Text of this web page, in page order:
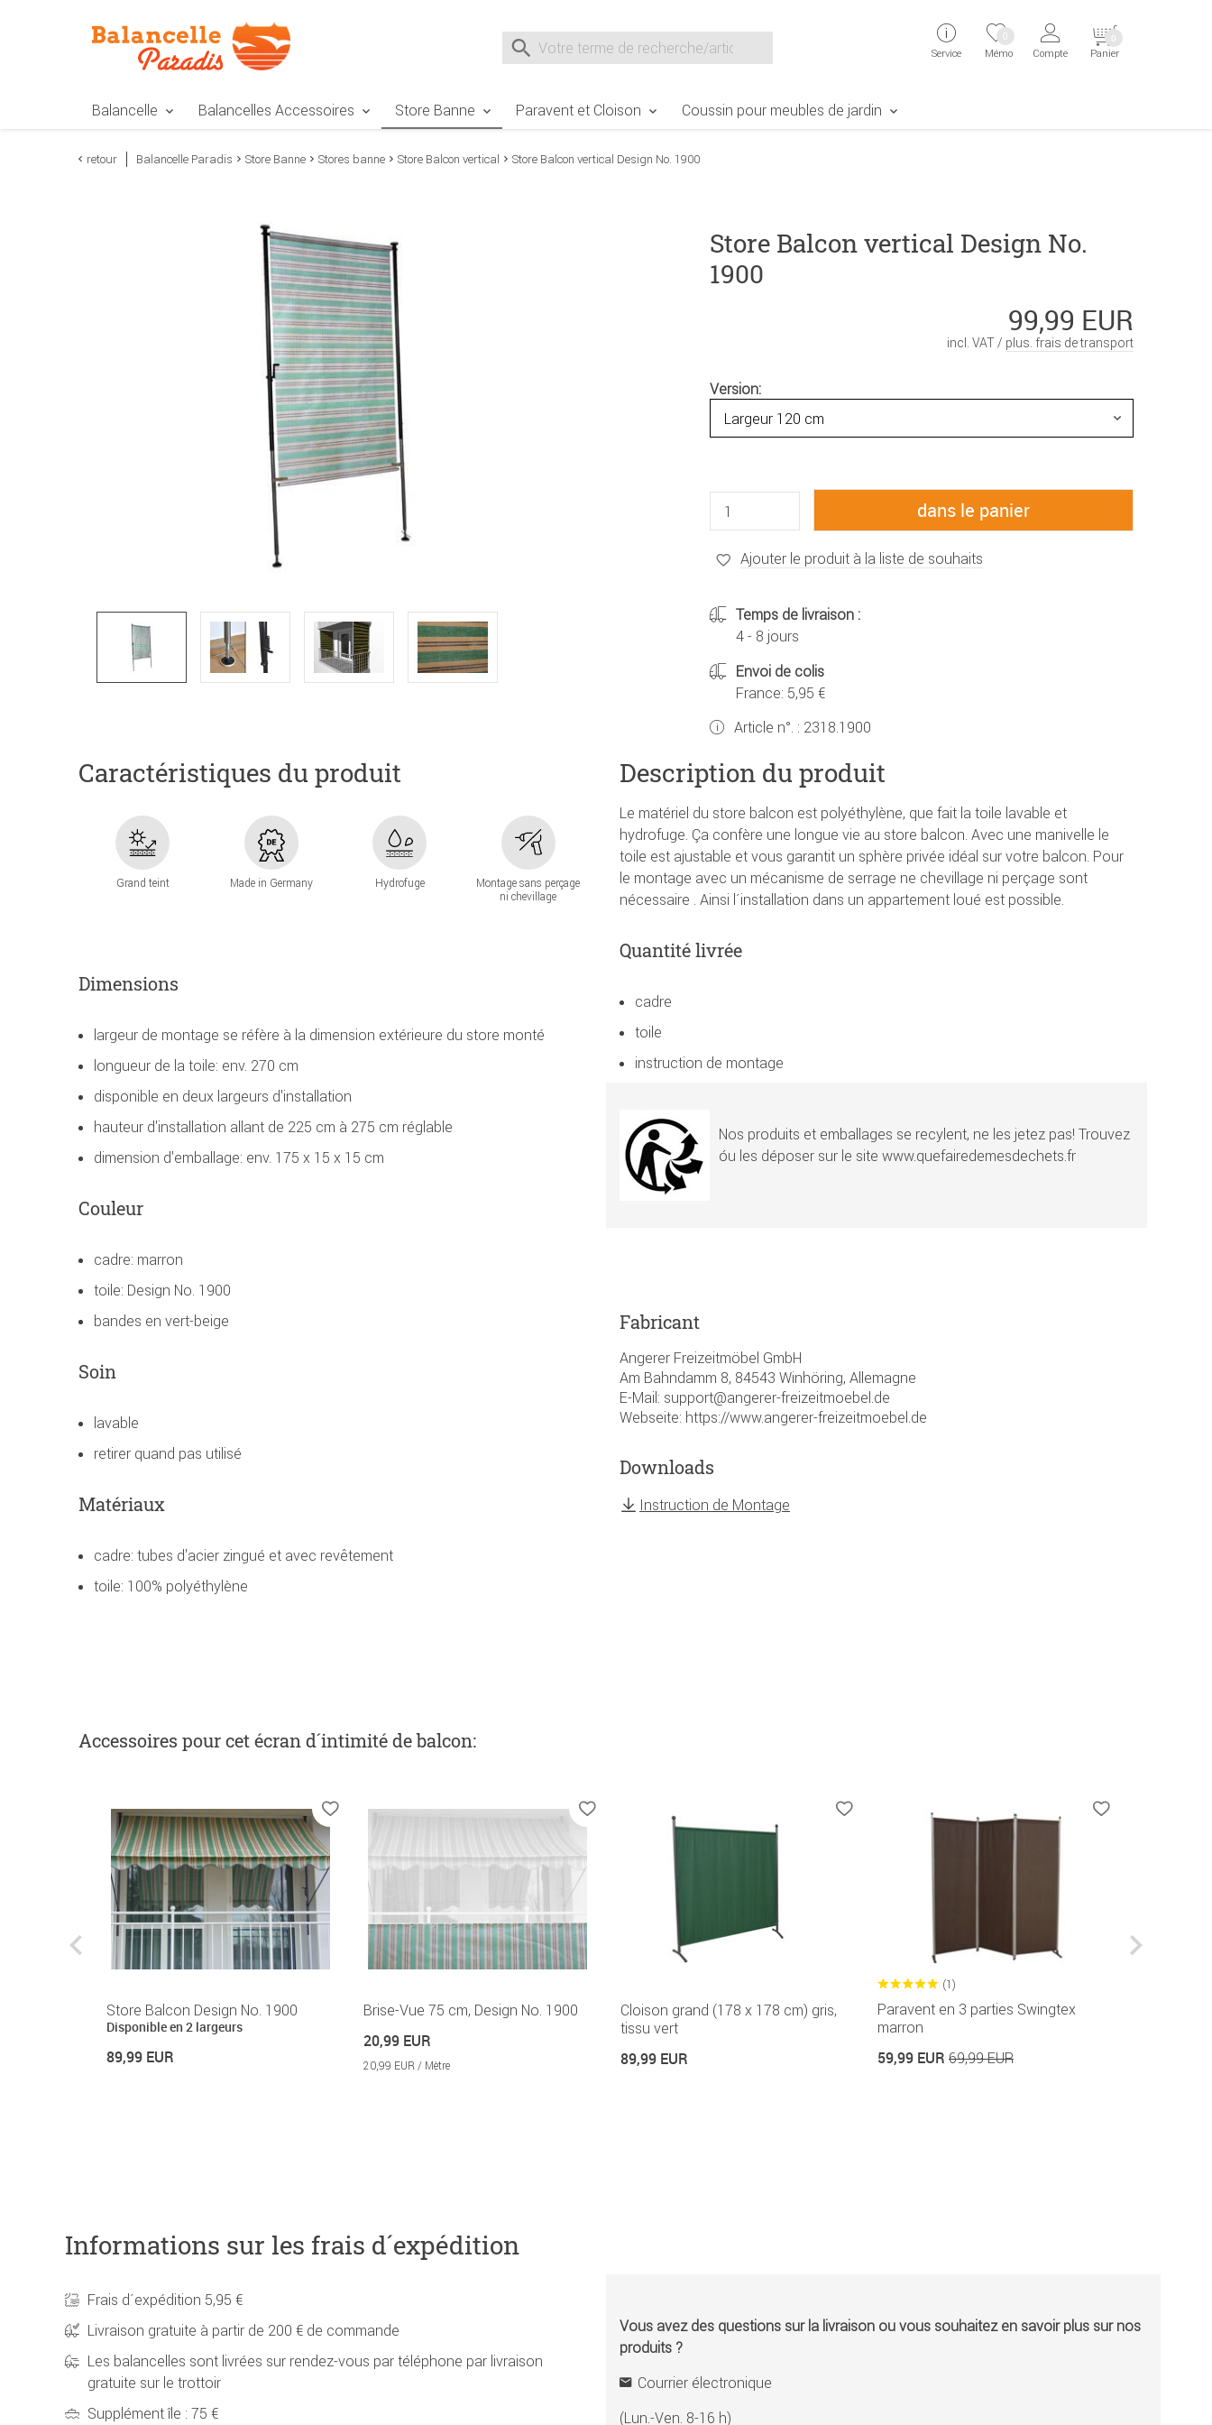
Suche nach
Service Mémo
0
Compte Panier
0
Balancelle Balancelles Accessoires Store Banne Paravent et Cloison Coussin pour meubles de jardin
retour Balancelle Paradis Store Banne Stores banne Store Balcon vertical Store Balcon vertical Design No. 1900
Store Balcon vertical Design No.
1900
99,99 EUR
incl. VAT / plus. frais de transport
Version:
Ajouter le produit à la liste de souhaits
Temps de livraison :
4 - 8 jours
Envoi de colis
France: 5,95 €
Article n°. : 2318.1900
Caractéristiques du produit
Grand teint Made in Germany Hydrofuge
Montage sans perçage
ni chevillage
Dimensions
largeur de montage se réfère à la dimension extérieure du store monté
longueur de la toile: env. 270 cm
disponible en deux largeurs d'installation
hauteur d'installation allant de 225 cm à 275 cm réglable
dimension d'emballage: env. 175 x 15 x 15 cm
Couleur
cadre: marron
toile: Design No. 1900
bandes en vert-beige
Soin
lavable
retirer quand pas utilisé
Matériaux
cadre: tubes d'acier zingué et avec revêtement
toile: 100% polyéthylène
Description du produit
Le matériel du store balcon est polyéthylène, que fait la toile lavable et
hydrofuge. Ça confère une longue vie au store balcon. Avec une manivelle le
toile est ajustable et vous garantit un sphère privée idéal sur votre balcon. Pour
le montage avec un mécanisme de serrage ne chevillage ni perçage sont
nécessaire . Ainsi l´installation dans un appartement loué est possible.
Quantité livrée
cadre
toile
instruction de montage
Nos produits et emballages se recylent, ne les jetez pas! Trouvez
óu les déposer sur le site www.quefairedemesdechets.fr
Fabricant
Angerer Freizeitmöbel GmbH
Am Bahndamm 8, 84543 Winhöring, Allemagne
E-Mail: support@angerer-freizeitmoebel.de
Webseite: https://www.angerer-freizeitmoebel.de
Downloads
Instruction de Montage
Accessoires pour cet écran d´intimité de balcon:
Store Balcon Design No. 1900
Disponible en 2 largeurs
89,99 EUR
Brise-Vue 75 cm, Design No. 1900
20,99 EUR
20,99 EUR / Mètre
Cloison grand (178 x 178 cm) gris,
tissu vert
89,99 EUR
(1)
Paravent en 3 parties Swingtex
marron
59,99 EUR 69,99 EUR
Informations sur les frais d´expédition
Frais d´expédition 5,95 €
Livraison gratuite à partir de 200 € de commande
Les balancelles sont livrées sur rendez-vous par téléphone par livraison
gratuite sur le trottoir
Supplément île : 75 €
Vous avez des questions sur la livraison ou vous souhaitez en savoir plus sur nos
produits ?
Courrier électronique
(Lun.-Ven. 8-16 h)